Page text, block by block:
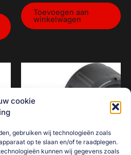
cookie
gebruiken wij technologieën zoals
op te slaan en/of te raadplegen.
kunnen wij gegevens zoals
Toevoegen aan
winkelwagen